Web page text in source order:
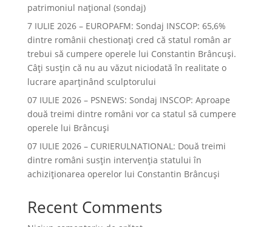
patrimoniul național (sondaj)
7 IULIE 2026 – EUROPAFM: Sondaj INSCOP: 65,6%
dintre românii chestionați cred că statul român ar
trebui să cumpere operele lui Constantin Brâncuși.
Câți susțin că nu au văzut niciodată în realitate o
lucrare aparținând sculptorului
07 IULIE 2026 – PSNEWS: Sondaj INSCOP: Aproape
două treimi dintre români vor ca statul să cumpere
operele lui Brâncuși
07 IULIE 2026 – CURIERULNATIONAL: Două treimi
dintre români susțin intervenția statului în
achiziționarea operelor lui Constantin Brâncuși
Recent Comments